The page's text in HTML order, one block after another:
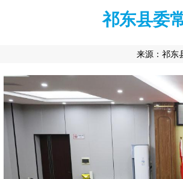
祁东县委
来源： 祁东